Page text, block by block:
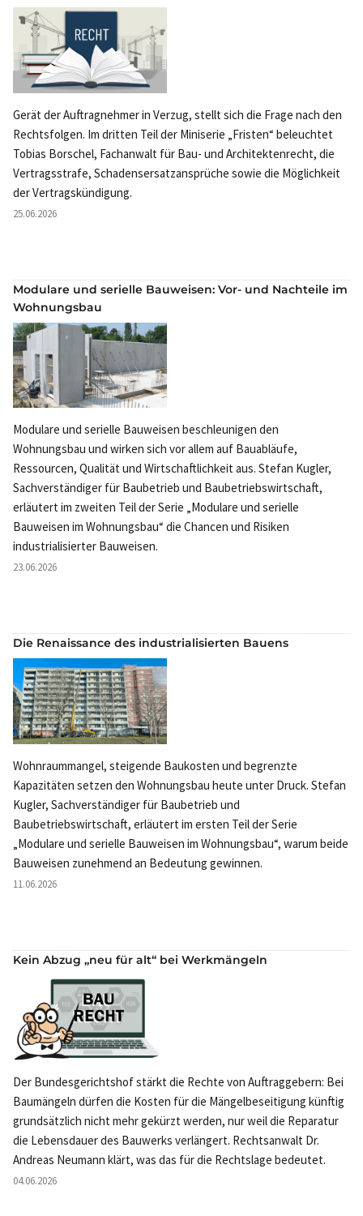
Gerät der Auftragnehmer in Verzug, stellt sich die Frage nach den
Rechtsfolgen. Im dritten Teil der Miniserie „Fristen“ beleuchtet
Tobias Borschel, Fachanwalt für Bau- und Architektenrecht, die
Vertragsstrafe, Schadensersatzansprüche sowie die Möglichkeit
der Vertragskündigung.
25.06.2026
Modulare und serielle Bauweisen: Vor- und Nachteile im
Wohnungsbau
Modulare und serielle Bauweisen beschleunigen den
Wohnungsbau und wirken sich vor allem auf Bauabläufe,
Ressourcen, Qualität und Wirtschaftlichkeit aus. Stefan Kugler,
Sachverständiger für Baubetrieb und Baubetriebswirtschaft,
erläutert im zweiten Teil der Serie „Modulare und serielle
Bauweisen im Wohnungsbau“ die Chancen und Risiken
industrialisierter Bauweisen.
23.06.2026
Die Renaissance des industrialisierten Bauens
Wohnraummangel, steigende Baukosten und begrenzte
Kapazitäten setzen den Wohnungsbau heute unter Druck. Stefan
Kugler, Sachverständiger für Baubetrieb und
Baubetriebswirtschaft, erläutert im ersten Teil der Serie
„Modulare und serielle Bauweisen im Wohnungsbau“, warum beide
Bauweisen zunehmend an Bedeutung gewinnen.
11.06.2026
Kein Abzug „neu für alt“ bei Werkmängeln
Der Bundesgerichtshof stärkt die Rechte von Auftraggebern: Bei
Baumängeln dürfen die Kosten für die Mängelbeseitigung künftig
grundsätzlich nicht mehr gekürzt werden, nur weil die Reparatur
die Lebensdauer des Bauwerks verlängert. Rechtsanwalt Dr.
Andreas Neumann klärt, was das für die Rechtslage bedeutet.
04.06.2026